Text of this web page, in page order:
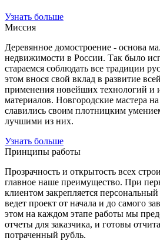
Узнать больше
Миссия
Деревянное домостроение - основа
недвижимости в России. Так было
стараемся соблюдать все традиции
этом внося свой вклад в развитие
применения новейших технологий и
материалов. Новгородские мастера
славились своим плотницким
лучшими из них.
Узнать больше
Принципы работы
Прозрачность и открытость всех
главное наше преимущество. При
клиентом закрепляется
ведет проект от начала и до самого
этом на каждом этапе работы мы
отчеты для заказчика, и готовы
потраченный рубль.